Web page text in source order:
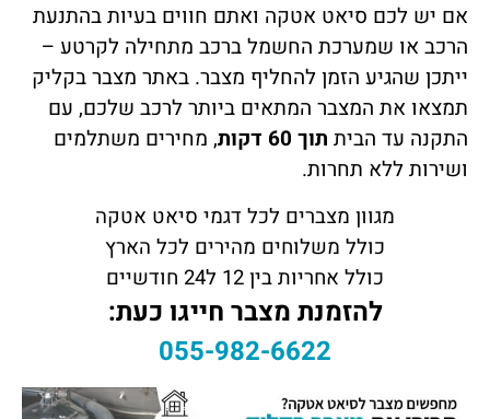
אם יש לכם סיאט אטקה ואתם חווים בעיות בהתנעת
הרכב או שמערכת החשמל ברכב מתחילה לקרטע –
ייתכן שהגיע הזמן להחליף מצבר. באתר מצבר בקליק
תמצאו את המצבר המתאים ביותר לרכב שלכם, עם
התקנה עד הבית תוך 60 דקות
, מחירים משתלמים
ושירות ללא תחרות.
מגוון מצברים לכל דגמי סיאט אטקה
כולל משלוחים מהירים לכל הארץ
כולל אחריות בין 12 ל24 חודשיים
להזמנת מצבר חייגו כעת:
055-982-6622